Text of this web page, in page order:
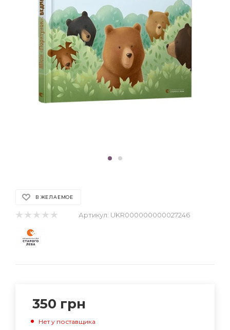
В ЖЕЛАЕМОЕ
Артикул: UKR000000000027246
350 грн
Нет у поставщика